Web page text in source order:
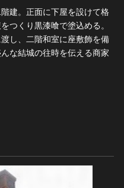
建。正面に下屋を設けて格
つくり黒漆喰で塗込める。
し、二階和室に座敷飾を備
な結城の往時を伝える商家